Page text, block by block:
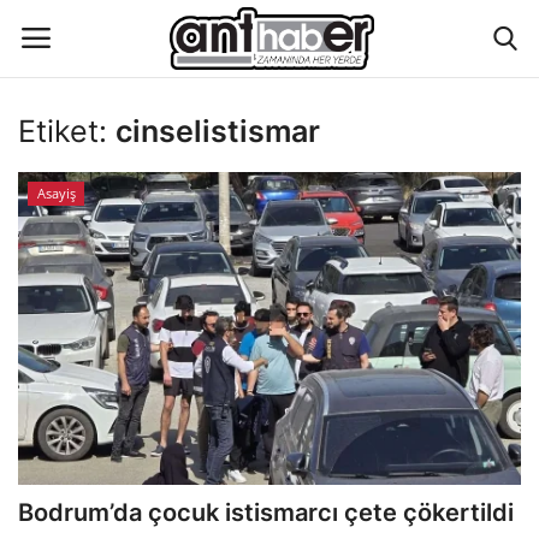
Eğitim
Aktüel Magazin
Hakkımızda
İletişim
Asayiş
Etiket: cinselistismar
Asayiş
Bodrum’da çocuk istismarcı çete çökertildi